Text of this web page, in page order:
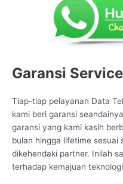
Garansi Service
Tiap-tiap pelayanan Data
kami beri garansi
garansi yang kami kasih
bulan hingga lifetime sesuai
dikehendaki partner. Inilah
terhadap kemajuan